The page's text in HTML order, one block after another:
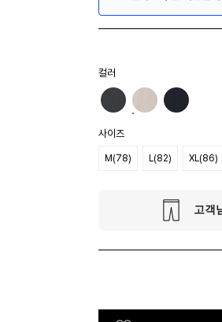
컬러
사이즈
M(78) L(82) XL(86)